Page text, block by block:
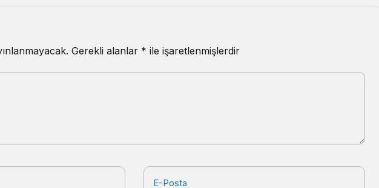
Gerekli alanlar * ile işaretlenmişlerdir
E-Posta